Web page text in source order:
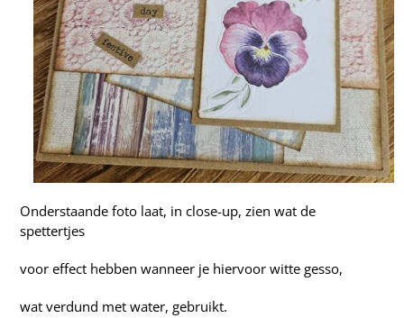
Onderstaande foto laat, in close-up, zien wat de
spettertjes
voor effect hebben wanneer je hiervoor witte gesso,
wat verdund met water, gebruikt.